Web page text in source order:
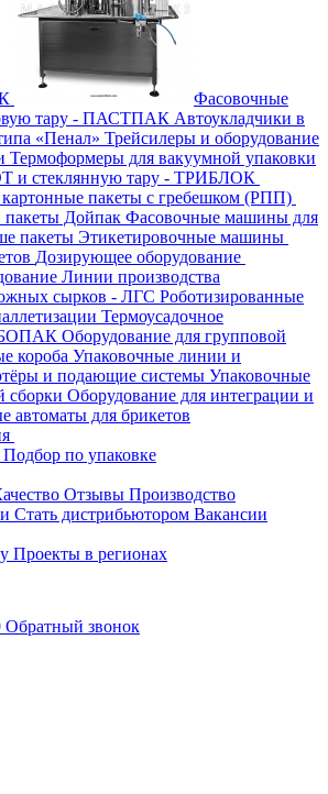
Фасовочные
тару - ПАСТПАК Автоукладчики в
«Пенал» Трейсилеры и оборудование
Термоформеры для вакуумной упаковки
и стеклянную тару - ТРИБЛОК
пакеты с гребешком (РПП)
пакеты Дойпак Фасовочные машины для
пакеты Этикетировочные машины
Дозирующее оборудование
Линии производства
сырков - ЛГС Роботизированные
Термоусадочное
Оборудование для групповой
короба Упаковочные линии и
и подающие системы Упаковочные
сборки Оборудование для интеграции и
автоматы для брикетов
Подбор по упаковке
Отзывы Производство
Стать дистрибьютором Вакансии
Проекты в регионах
Обратный звонок